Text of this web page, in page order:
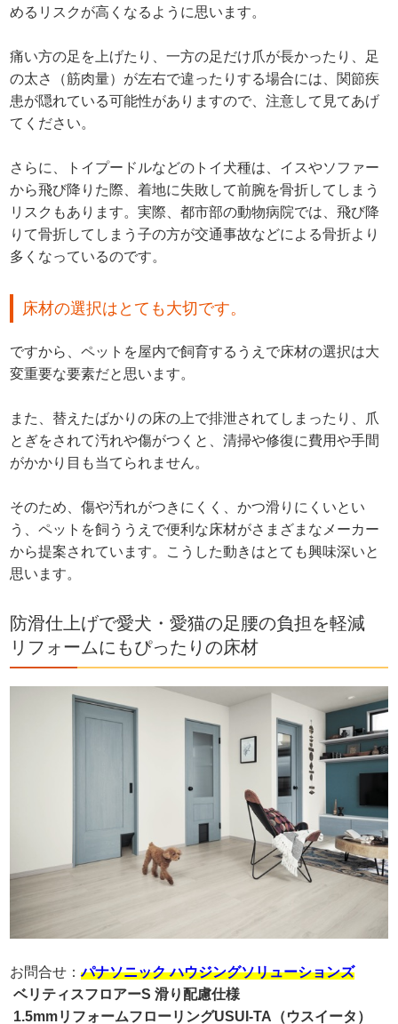
めるリスクが高くなるように思います。
痛い方の足を上げたり、一方の足だけ爪が長かったり、足
の太さ（筋肉量）が左右で違ったりする場合には、関節疾
患が隠れている可能性がありますので、注意して見てあげ
てください。
さらに、トイプードルなどのトイ犬種は、イスやソファー
から飛び降りた際、着地に失敗して前腕を骨折してしまう
リスクもあります。実際、都市部の動物病院では、飛び降
りて骨折してしまう子の方が交通事故などによる骨折より
多くなっているのです。
床材の選択はとても大切です。
ですから、ペットを屋内で飼育するうえで床材の選択は大
変重要な要素だと思います。
また、替えたばかりの床の上で排泄されてしまったり、爪
とぎをされて汚れや傷がつくと、清掃や修復に費用や手間
がかかり目も当てられません。
そのため、傷や汚れがつきにくく、かつ滑りにくいとい
う、ペットを飼ううえで便利な床材がさまざまなメーカー
から提案されています。こうした動きはとても興味深いと
思います。
防滑仕上げで愛犬・愛猫の足腰の負担を軽減
リフォームにもぴったりの床材
お問合せ：パナソニック ハウジングソリューションズ
ベリティスフロアーS 滑り配慮仕様
1.5mmリフォームフローリングUSUI-TA（ウスイータ）